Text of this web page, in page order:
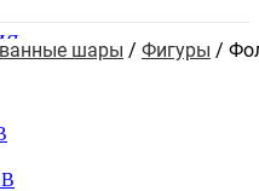
шары / Фигуры /